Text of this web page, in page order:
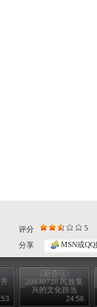
评分 5
分享
MSN或
《新杏坛》
20130728 民族复
兴的文化担当
24:56